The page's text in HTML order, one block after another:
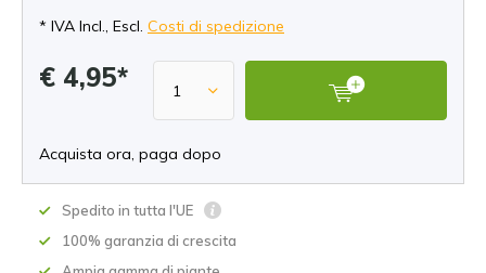
* IVA Incl., Escl. Costi di spedizione
€ 4,95*
Acquista ora, paga dopo
Spedito in tutta l'UE
100% garanzia di crescita